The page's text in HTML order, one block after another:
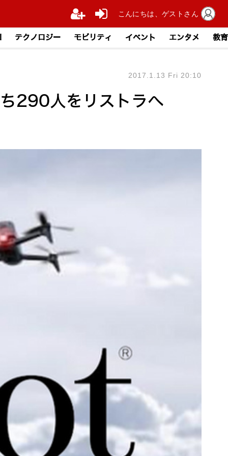
テクノロジー モビリティ イベント エンタメ 教育
290人をリストラへ
2017.1.13 Fri 20:10
こんにちは、ゲストさん